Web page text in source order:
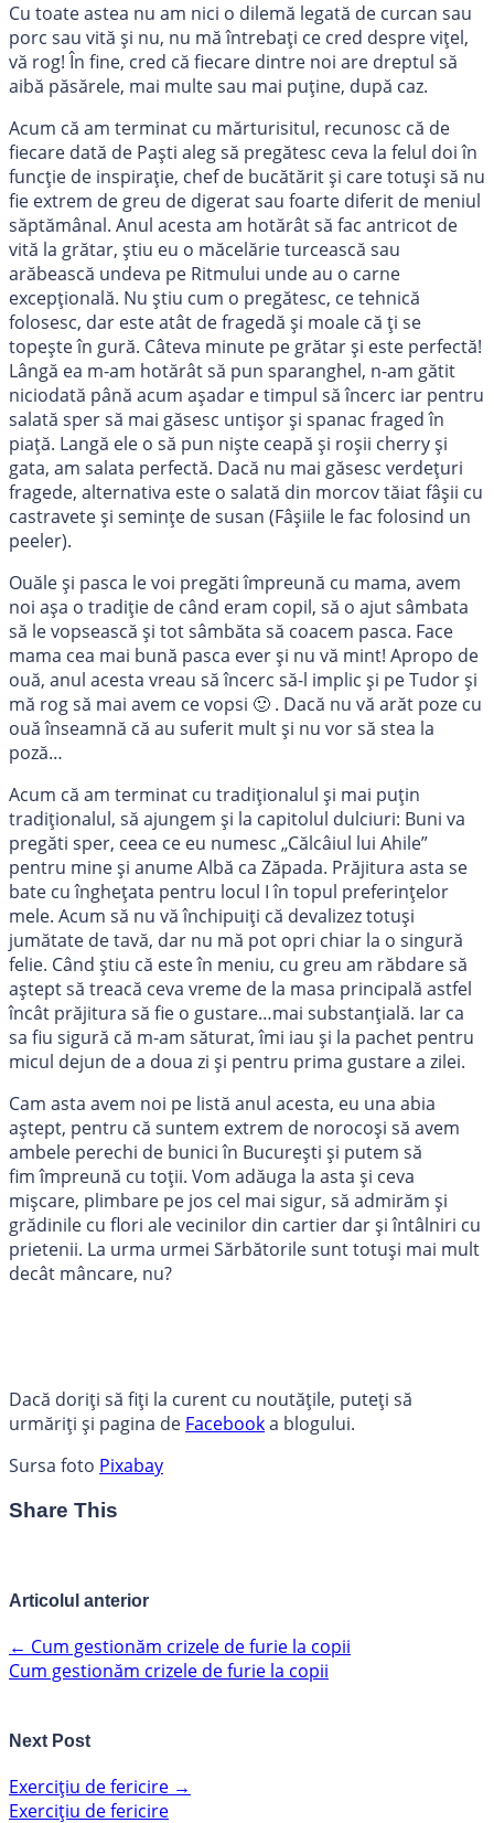
Cu toate astea nu am nici o dilemă legată de curcan sau
porc sau vită și nu, nu mă întrebați ce cred despre vițel,
vă rog! În fine, cred că fiecare dintre noi are dreptul să
aibă păsărele, mai multe sau mai puține, după caz.
Acum că am terminat cu mărturisitul, recunosc că de
fiecare dată de Paști aleg să pregătesc ceva la felul doi în
funcție de inspirație, chef de bucătărit și care totuși să nu
fie extrem de greu de digerat sau foarte diferit de meniul
săptămânal. Anul acesta am hotărât să fac antricot de
vită la grătar, știu eu o măcelărie turcească sau
arăbească undeva pe Ritmului unde au o carne
excepțională. Nu știu cum o pregătesc, ce tehnică
folosesc, dar este atât de fragedă și moale că ți se
topește în gură. Câteva minute pe grătar și este perfectă!
Lângă ea m-am hotărât să pun sparanghel, n-am gătit
niciodată până acum așadar e timpul să încerc iar pentru
salată sper să mai găsesc untișor și spanac fraged în
piață. Langă ele o să pun niște ceapă și roșii cherry și
gata, am salata perfectă. Dacă nu mai găsesc verdețuri
fragede, alternativa este o salată din morcov tăiat fâșii cu
castravete și semințe de susan (Fâșiile le fac folosind un
peeler).
Ouăle și pasca le voi pregăti împreună cu mama, avem
noi așa o tradiție de când eram copil, să o ajut sâmbata
să le vopsească și tot sâmbăta să coacem pasca. Face
mama cea mai bună pasca ever și nu vă mint! Apropo de
ouă, anul acesta vreau să încerc să-l implic și pe Tudor și
mă rog să mai avem ce vopsi 🙂 . Dacă nu vă arăt poze cu
ouă înseamnă că au suferit mult și nu vor să stea la
poză…
Acum că am terminat cu tradiționalul și mai puțin
tradiționalul, să ajungem și la capitolul dulciuri: Buni va
pregăti sper, ceea ce eu numesc „Călcâiul lui Ahile”
pentru mine și anume Albă ca Zăpada. Prăjitura asta se
bate cu înghețata pentru locul I în topul preferințelor
mele. Acum să nu vă închipuiți că devalizez totuși
jumătate de tavă, dar nu mă pot opri chiar la o singură
felie. Când știu că este în meniu, cu greu am răbdare să
aștept să treacă ceva vreme de la masa principală astfel
încât prăjitura să fie o gustare…mai substanțială. Iar ca
sa fiu sigură că m-am săturat, îmi iau și la pachet pentru
micul dejun de a doua zi și pentru prima gustare a zilei.
Cam asta avem noi pe listă anul acesta, eu una abia
aștept, pentru că suntem extrem de norocoși să avem
ambele perechi de bunici în București și putem să
fim împreună cu toții. Vom adăuga la asta și ceva
mișcare, plimbare pe jos cel mai sigur, să admirăm și
grădinile cu flori ale vecinilor din cartier dar și întâlniri cu
prietenii. La urma urmei Sărbătorile sunt totuși mai mult
decât mâncare, nu?
Dacă doriți să fiți la curent cu noutățile, puteți să
urmăriți și pagina de Facebooka blogului.
Sursa foto Pixabay
Share This
Articolul anterior
← Cum gestionăm crizele de furie la copii
Cum gestionăm crizele de furie la copii
Next Post
Exercițiu de fericire →
Exercițiu de fericire